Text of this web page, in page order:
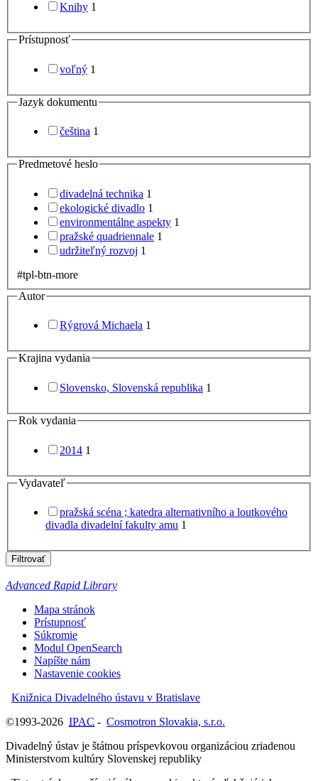
Knihy 1
Prístupnosť
voľný 1
Jazyk dokumentu
čeština 1
Predmetové heslo
divadelná technika 1
ekologické divadlo 1
environmentálne aspekty 1
pražské quadriennale 1
udržiteľný rozvoj 1
#tpl-btn-more
Autor
Rýgrová Michaela 1
Krajina vydania
Slovensko, Slovenská republika 1
Rok vydania
2014 1
Vydavateľ
pražská scéna ; katedra alternativního a loutkového
divadla divadelní fakulty amu 1
Filtrovať
Advanced Rapid Library
Mapa stránok
Prístupnosť
Súkromie
Modul OpenSearch
Napíšte nám
Nastavenie cookies
Knižnica Divadelného ústavu v Bratislave
©1993-2026 IPAC - Cosmotron Slovakia, s.r.o.
Divadelný ústav je štátnou príspevkovou organizáciou zriadenou
Ministerstvom kultúry Slovenskej republiky